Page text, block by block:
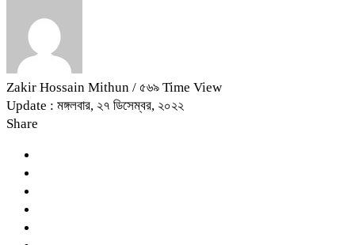
Zakir Hossain Mithun / ৫৬৯ Time View
Update : মঙ্গলবার, ২৭ ডিসেম্বর, ২০২২
Share